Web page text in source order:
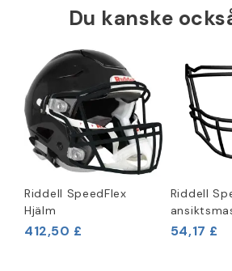
Du kanske
Riddell SpeedFlex
Hjälm
412,50 £
Riddell
54,17 £